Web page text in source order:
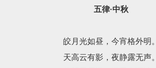
五律·中秋
皎月光如昼，今宵格外明。
天高云有影，夜静露无声。